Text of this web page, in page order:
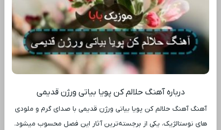
درباره آهنگ حلالم کن پویا بیاتی ورژن قدیمی
آهنگ آهنگ حلالم کن پویا بیاتی ورژن قدیمی با صدای گرم و ملودی
‌های نوستالژیک، یکی از برجسته‌ترین آثار این فصل محسوب میشود.